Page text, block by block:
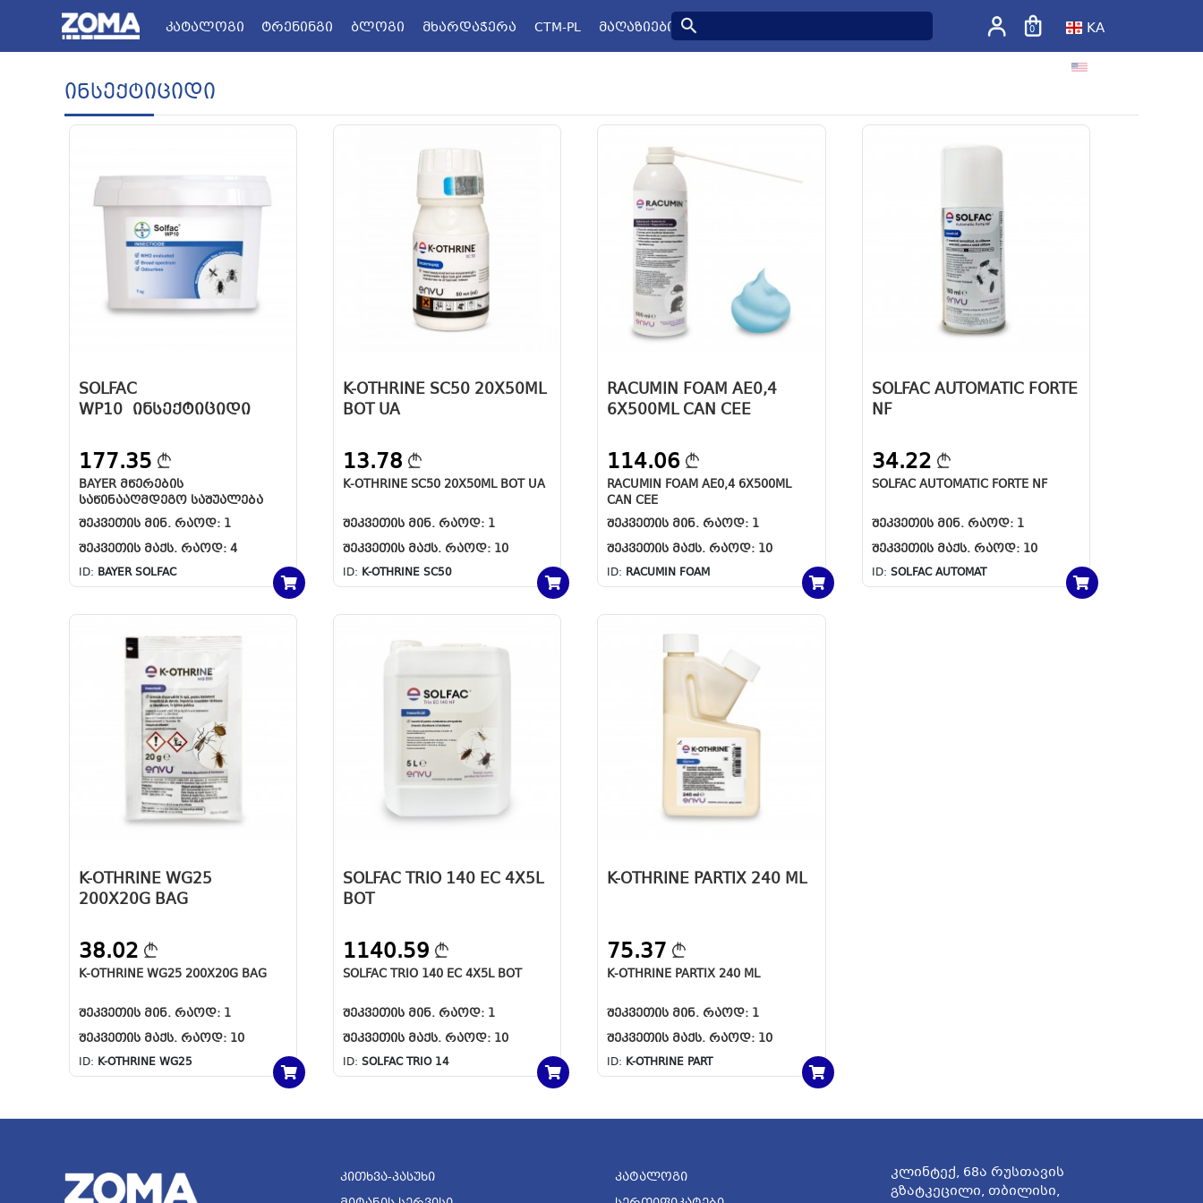
ZOMA.GE
კატალოგი ᲢᲠᲔᲜᲘᲜᲒᲘ ᲑᲚᲝᲒᲘ ᲛᲮᲐᲠᲓᲐᲭᲔᲠᲐ CTM-PL ᲛᲐᲦᲐᲖᲘᲔᲑᲘ 0
KA
Ინსექტიციდი
SOLFAC
WP10 ᲘᲜᲡᲔᲥᲢᲘᲪᲘᲓᲘ
177.35
BAYER ᲛᲬᲔᲠᲔᲑᲘᲡ
ᲡᲐᲬᲘᲜᲐᲐᲦᲛᲓᲔᲒᲝ ᲡᲐᲨᲣᲐᲚᲔᲑᲐ
1ᲙᲒ
ᲨᲔᲙᲕᲔᲗᲘᲡ ᲛᲘᲜ. ᲠᲐᲝᲓ: 1
ᲨᲔᲙᲕᲔᲗᲘᲡ ᲛᲐᲥᲡ. ᲠᲐᲝᲓ: 4
ID: BAYER SOLFAC
K-OTHRINE SC50 20X50ML
BOT UA
13.78
K-OTHRINE SC50 20X50ML BOT UA
ᲨᲔᲙᲕᲔᲗᲘᲡ ᲛᲘᲜ. ᲠᲐᲝᲓ: 1
ᲨᲔᲙᲕᲔᲗᲘᲡ ᲛᲐᲥᲡ. ᲠᲐᲝᲓ: 10
ID: K-OTHRINE SC50
RACUMIN FOAM AE0,4
6X500ML CAN CEE
114.06
RACUMIN FOAM AE0,4 6X500ML
CAN CEE
ᲨᲔᲙᲕᲔᲗᲘᲡ ᲛᲘᲜ. ᲠᲐᲝᲓ: 1
ᲨᲔᲙᲕᲔᲗᲘᲡ ᲛᲐᲥᲡ. ᲠᲐᲝᲓ: 10
ID: RACUMIN FOAM
SOLFAC AUTOMATIC FORTE
NF
34.22
SOLFAC AUTOMATIC FORTE NF
ᲨᲔᲙᲕᲔᲗᲘᲡ ᲛᲘᲜ. ᲠᲐᲝᲓ: 1
ᲨᲔᲙᲕᲔᲗᲘᲡ ᲛᲐᲥᲡ. ᲠᲐᲝᲓ: 10
ID: SOLFAC AUTOMAT
K-OTHRINE WG25
200X20G BAG
38.02
K-OTHRINE WG25 200X20G BAG
ᲨᲔᲙᲕᲔᲗᲘᲡ ᲛᲘᲜ. ᲠᲐᲝᲓ: 1
ᲨᲔᲙᲕᲔᲗᲘᲡ ᲛᲐᲥᲡ. ᲠᲐᲝᲓ: 10
ID: K-OTHRINE WG25
SOLFAC TRIO 140 EC 4X5L
BOT
1140.59
SOLFAC TRIO 140 EC 4X5L BOT
ᲨᲔᲙᲕᲔᲗᲘᲡ ᲛᲘᲜ. ᲠᲐᲝᲓ: 1
ᲨᲔᲙᲕᲔᲗᲘᲡ ᲛᲐᲥᲡ. ᲠᲐᲝᲓ: 10
ID:SOLFAC TRIO 14
K-OTHRINE PARTIX 240 ML
75.37
K-OTHRINE PARTIX 240 ML
ᲨᲔᲙᲕᲔᲗᲘᲡ ᲛᲘᲜ. ᲠᲐᲝᲓ: 1
ᲨᲔᲙᲕᲔᲗᲘᲡ ᲛᲐᲥᲡ. ᲠᲐᲝᲓ: 10
ID: K-OTHRINE PART
Კითხვა-Პასუხი
Კატალოგი
კლინტექ, 68ა რუსთავის
გზატკეცილი, თბილისი,